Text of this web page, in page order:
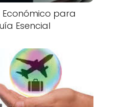
Económico para
Esencial